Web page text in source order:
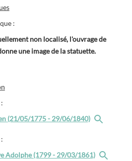
:
non localisé, l'ouvrage de
une image de la statuette.
(21/05/1775 - 29/06/1840)
Adolphe (1799 - 29/03/1861)